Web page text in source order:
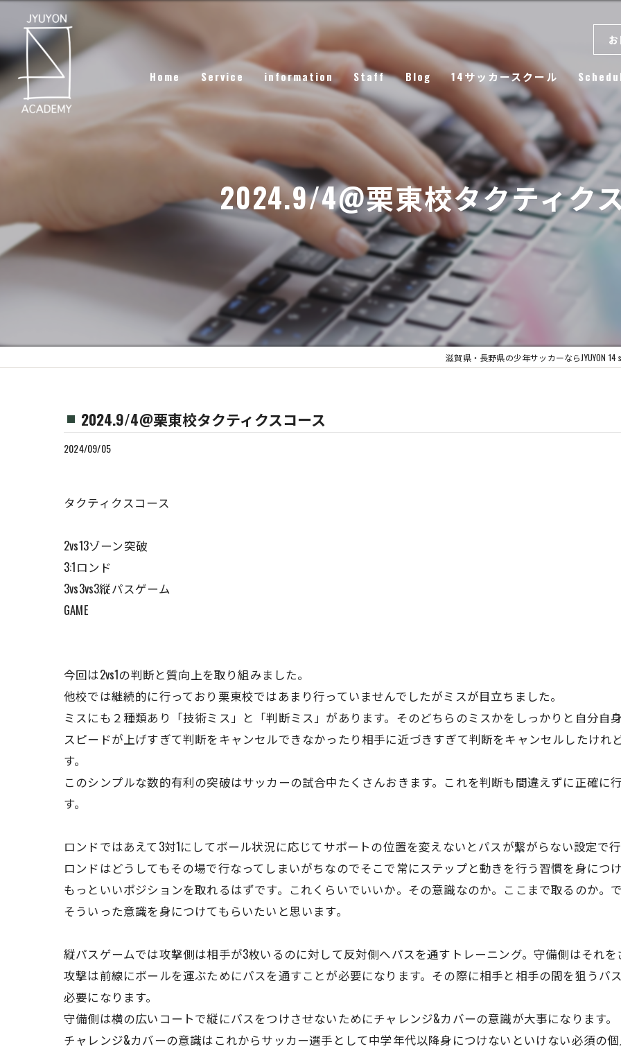
Home Service information Staff Blog
Column
14サッカースクール
2024.9/4@栗東校タクティク
滋賀県・長野県の少年サッカーならJYUYON 14
2024.9/4@栗東校タクティクスコース
2024/09/05
タクティクスコース
2vs13ゾーン突破
3:1ロンド
3vs3vs3縦パスゲーム
GAME
今回は2vs1の判断と質向上を取り組みました。
他校では継続的に行っており栗東校ではあまり行っていませんでしたがミスが目立ちました。
ミスにも２種類あり「技術ミス」と「判断ミス」があります。そのどちらのミスかをしっかりと自分自
スピードが上げすぎて判断をキャンセルできなかったり相手に近づきすぎて判断をキャンセルしたけれ
す。
このシンプルな数的有利の突破はサッカーの試合中たくさんおきます。これを判断も間違えずに正確に
す。
ロンドではあえて3対1にしてボール状況に応じてサポートの位置を変えないとパスが繋がらない設定で行
ロンドはどうしてもその場で行なってしまいがちなのでそこで常にステップと動きを行う習慣を身につ
もっといいポジションを取れるはずです。これくらいでいいか。その意識なのか。ここまで取るのか。で
そういった意識を身につけてもらいたいと思います。
縦パスゲームでは攻撃側は相手が3枚いるのに対して反対側へパスを通すトレーニング。守備側はそれを
攻撃は前線にボールを運ぶためにパスを通すことが必要になります。その際に相手と相手の間を狙うパ
必要になります。
守備側は横の広いコートで縦にパスをつけさせないためにチャレンジ&カバーの意識が大事になります。
チャレンジ&カバーの意識はこれからサッカー選手として中学年代以降身につけないといけない必須の個